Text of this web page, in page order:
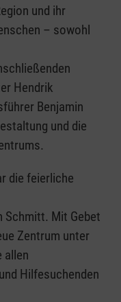
und ihr
– sowohl
Hendrik
Benjamin
und die
die feierliche
Schmitt. Mit Gebet
Zentrum unter
allen
Hilfesuchenden